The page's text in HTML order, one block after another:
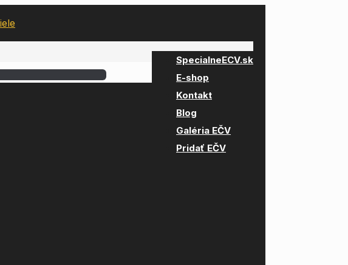
SpecialneECV.sk
E-shop
Kontakt
Blog
Galéria EČV
Pridať EČV